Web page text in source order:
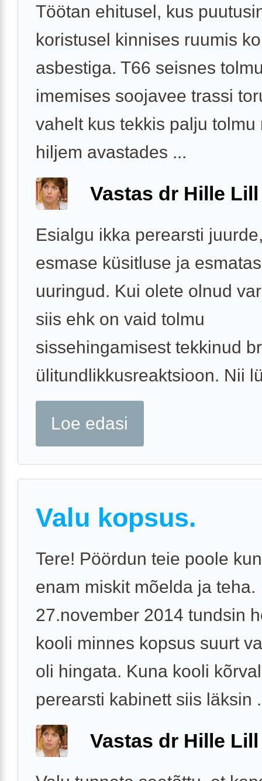
Töötan ehitusel, kus
koristusel kinnises ruumis
asbestiga. T66 seisnes
imemises soojavee trassi
vahelt kus tekkis palju tolmu
hiljem avastades ...
Vastas dr Hille Lill
Esialgu ikka perearsti
esmase küsitluse ja
uuringud. Kui olete olnud
siis ehk on vaid tolmu
sissehingamisest tekkinud
ülitundlikkusreaktsioon. Nii
Loe edasi
Valu kopsus.
Tere! Pöördun teie poole
enam miskit mõelda ja teha.
27.november 2014 tundsin
kooli minnes kopsus suurt
oli hingata. Kuna kooli
perearsti kabinett siis läksin
Vastas dr Hille Lill